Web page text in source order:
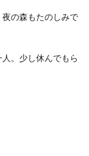
の森もたのしみで
。少し休んでもら